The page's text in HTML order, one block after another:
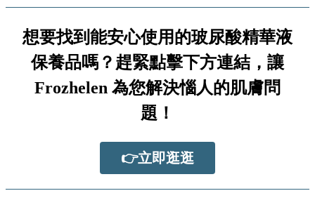
想要找到能安心使用的玻尿酸精華液
保養品嗎？趕緊點擊下方連結，讓
Frozhelen 為您解決惱人的肌膚問
題！
👉立即逛逛